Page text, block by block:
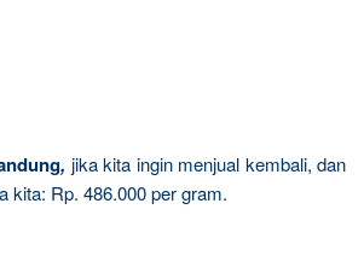
, jika kita ingin menjual kembali, dan
kita: Rp. 486.000 per gram.